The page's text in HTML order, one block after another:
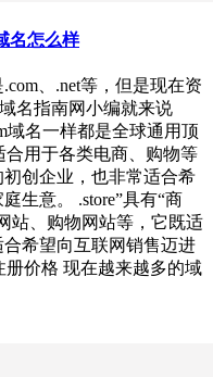
名怎么样
、.net等，但是现在资
名指南网小编就来说
域名一样都是全球通用顶
合用于各类电商、购物等
创企业，也非常适合希
生意。 .store”具有“商
站、购物网站等，它既适
希望向互联网销售迈进
册价格 现在越来越多的域